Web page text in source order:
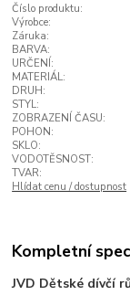
Číslo produktu:
Výrobce:
Záruka:
BARVA:
URČENÍ:
MATERIÁL:
DRUH:
STYL:
ZOBRAZENÍ ČASU:
POHON:
SKLO:
VODOTĚSNOST:
TVAR:
Hlídat cenu / dostupnost
Kompletní
JVD Dětské dívčí